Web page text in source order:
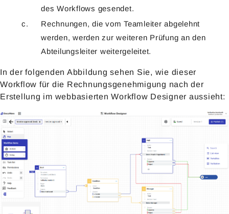
des Workflows gesendet.
Rechnungen, die vom Teamleiter abgelehnt
werden, werden zur weiteren Prüfung an den
Abteilungsleiter weitergeleitet.
In der folgenden Abbildung sehen Sie, wie dieser
Workflow für die Rechnungsgenehmigung nach der
Erstellung im webbasierten Workflow Designer aussieht: